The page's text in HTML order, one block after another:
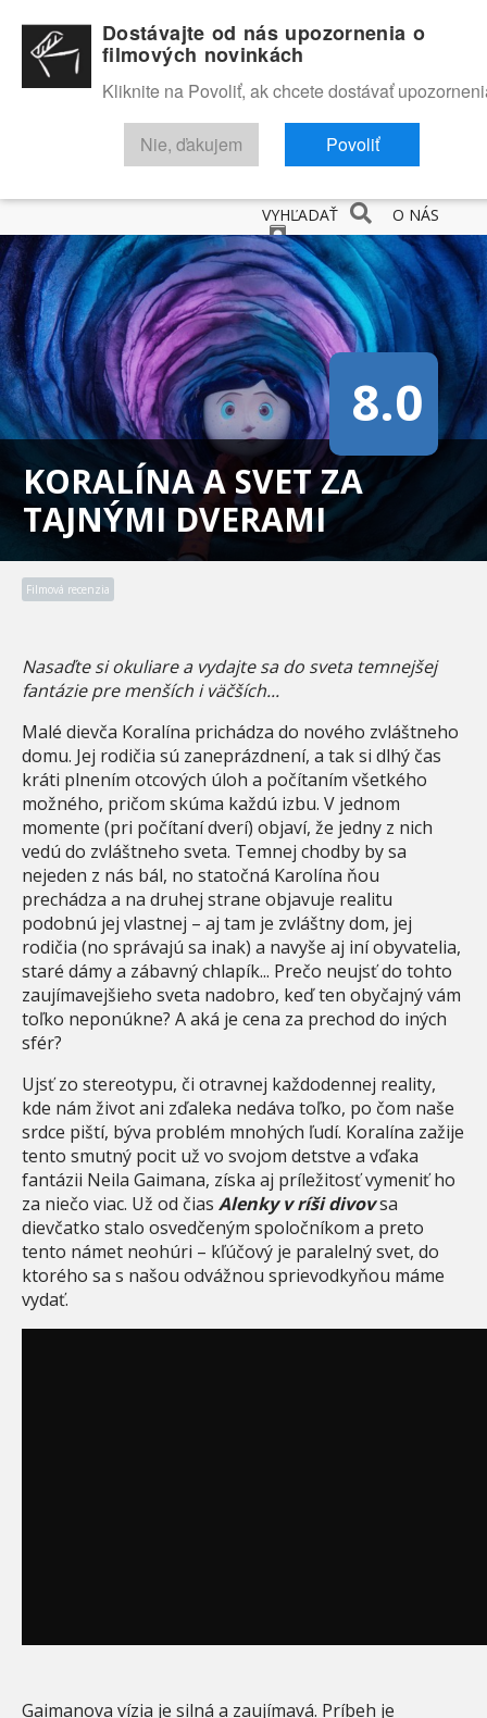
RECENZIE TRAILERY FILMOVÁ DATABÁZA
VYHĽADAŤ O NÁS
KORALÍNA A SVET ZA
TAJNÝMI DVERAMI
8.0
Filmová recenzia
Nasaďte si okuliare a vydajte sa do sveta temnejšej
fantázie pre menších i väčších...
Malé dievča Koralína prichádza do nového zvláštneho
domu. Jej rodičia sú zaneprázdnení, a tak si dlhý čas
kráti plnením otcových úloh a počítaním všetkého
možného, pričom skúma každú izbu. V jednom
momente (pri počítaní dverí) objaví, že jedny z nich
vedú do zvláštneho sveta. Temnej chodby by sa
nejeden z nás bál, no statočná Karolína ňou
prechádza a na druhej strane objavuje realitu
podobnú jej vlastnej – aj tam je zvláštny dom, jej
rodičia (no správajú sa inak) a navyše aj iní obyvatelia,
staré dámy a zábavný chlapík... Prečo neujsť do tohto
zaujímavejšieho sveta nadobro, keď ten obyčajný vám
toľko neponúkne? A aká je cena za prechod do iných
sfér?
Ujsť zo stereotypu, či otravnej každodennej reality,
kde nám život ani zďaleka nedáva toľko, po čom naše
srdce piští, býva problém mnohých ľudí. Koralína zažije
tento smutný pocit už vo svojom detstve a vďaka
fantázii Neila Gaimana, získa aj príležitosť vymeniť ho
za niečo viac. Už od čias Alenky v ríši divovsa
dievčatko stalo osvedčeným spoločníkom a preto
tento námet neohúri – kľúčový je paralelný svet, do
ktorého sa s našou odvážnou sprievodkyňou máme
vydať.
Gaimanova vízia je silná a zaujímavá. Príbeh je
Dostávajte od nás upozornenia o
filmových novinkách
Kliknite na Povoliť, ak chcete dostávať
Nie, ďakujem Povoliť